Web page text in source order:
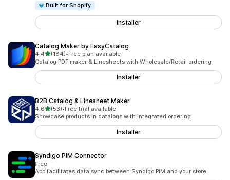
Built for Shopify
Installer
Catalog Maker by EasyCatalog
4,4av 5 stjerner
(184)
Totalt 184 omtaler
•Free plan available
Catalog PDF maker & Linesheets with Wholesale/Retail ordering
Installer
B2B Catalog & Linesheet Maker
4,6av 5 stjerner
(53)
Totalt 53 omtaler
•Free trial available
Showcase products in catalogs with integrated ordering
Installer
Syndigo PIM Connector
Free
App facilitates data sync between Syndigo PIM and your store